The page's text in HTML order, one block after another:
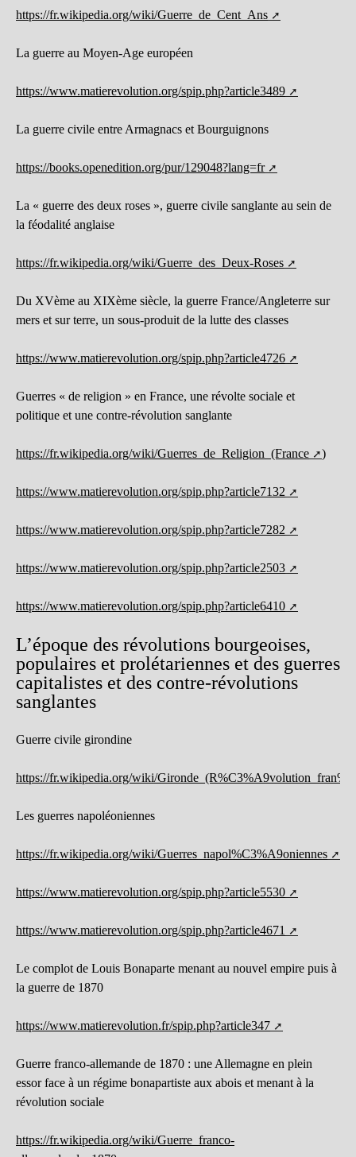
https://fr.wikipedia.org/wiki/Guerre_de_Cent_Ans
La guerre au Moyen-Age européen
https://www.matierevolution.org/spip.php?article3489
La guerre civile entre Armagnacs et Bourguignons
https://books.openedition.org/pur/129048?lang=fr
La « guerre des deux roses », guerre civile sanglante au sein de
la féodalité anglaise
https://fr.wikipedia.org/wiki/Guerre_des_Deux-Roses
Du XVème au XIXème siècle, la guerre France/Angleterre sur
mers et sur terre, un sous-produit de la lutte des classes
https://www.matierevolution.org/spip.php?article4726
Guerres « de religion » en France, une révolte sociale et
politique et une contre-révolution sanglante
https://fr.wikipedia.org/wiki/Guerres_de_Religion_(France )
https://www.matierevolution.org/spip.php?article7132
https://www.matierevolution.org/spip.php?article7282
https://www.matierevolution.org/spip.php?article2503
https://www.matierevolution.org/spip.php?article6410
L’époque des révolutions bourgeoises,
populaires et prolétariennes et des guerres
capitalistes et des contre-révolutions
sanglantes
Guerre civile girondine
https://fr.wikipedia.org/wiki/
Les guerres napoléoniennes
https://fr.wikipedia.org/wiki/Guerres_napol%C3%A9oniennes
https://www.matierevolution.org/spip.php?article5530
https://www.matierevolution.org/spip.php?article4671
Le complot de Louis Bonaparte menant au nouvel empire puis à
la guerre de 1870
https://www.matierevolution.fr/spip.php?article347
Guerre franco-allemande de 1870 : une Allemagne en plein
essor face à un régime bonapartiste aux abois et menant à la
révolution sociale
https://fr.wikipedia.org/wiki/Guerre_franco-